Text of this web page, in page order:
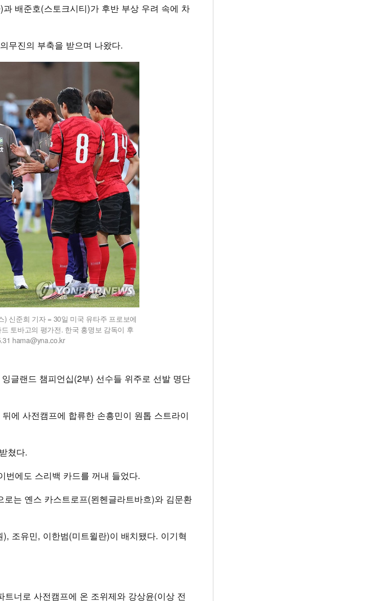
배준호(스토크시티)가 후반 부상 우려 속에 차
무진의 부축을 받으며 나왔다.
신준희 기자 = 30일 미국 유타주 프로보에
토바고의 평가전. 한국 홍명보 감독이 후
hama@yna.co.kr
글랜드 챔피언십(2부) 선수들 위주로 선발 명단
에 사전캠프에 합류한 손흥민이 원톱 스트라이
쳤다.
번에도 스리백 카드를 꺼내 들었다.
는 옌스 카스트로프(묀헨글라트바흐)와 김문환
조유민, 이한범(미트윌란)이 배치됐다. 이기혁
너로 사전캠프에 온 조위제와 강상윤(이상 전